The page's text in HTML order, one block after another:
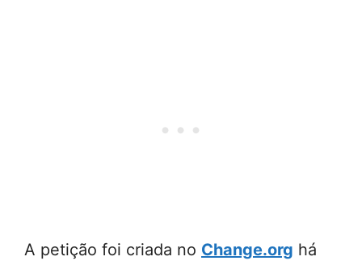
A petição foi criada no Change.org há